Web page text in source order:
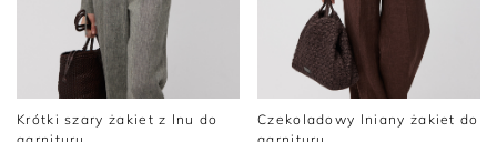
Krótki szary żakiet z lnu do
Czekoladowy lniany żakiet do